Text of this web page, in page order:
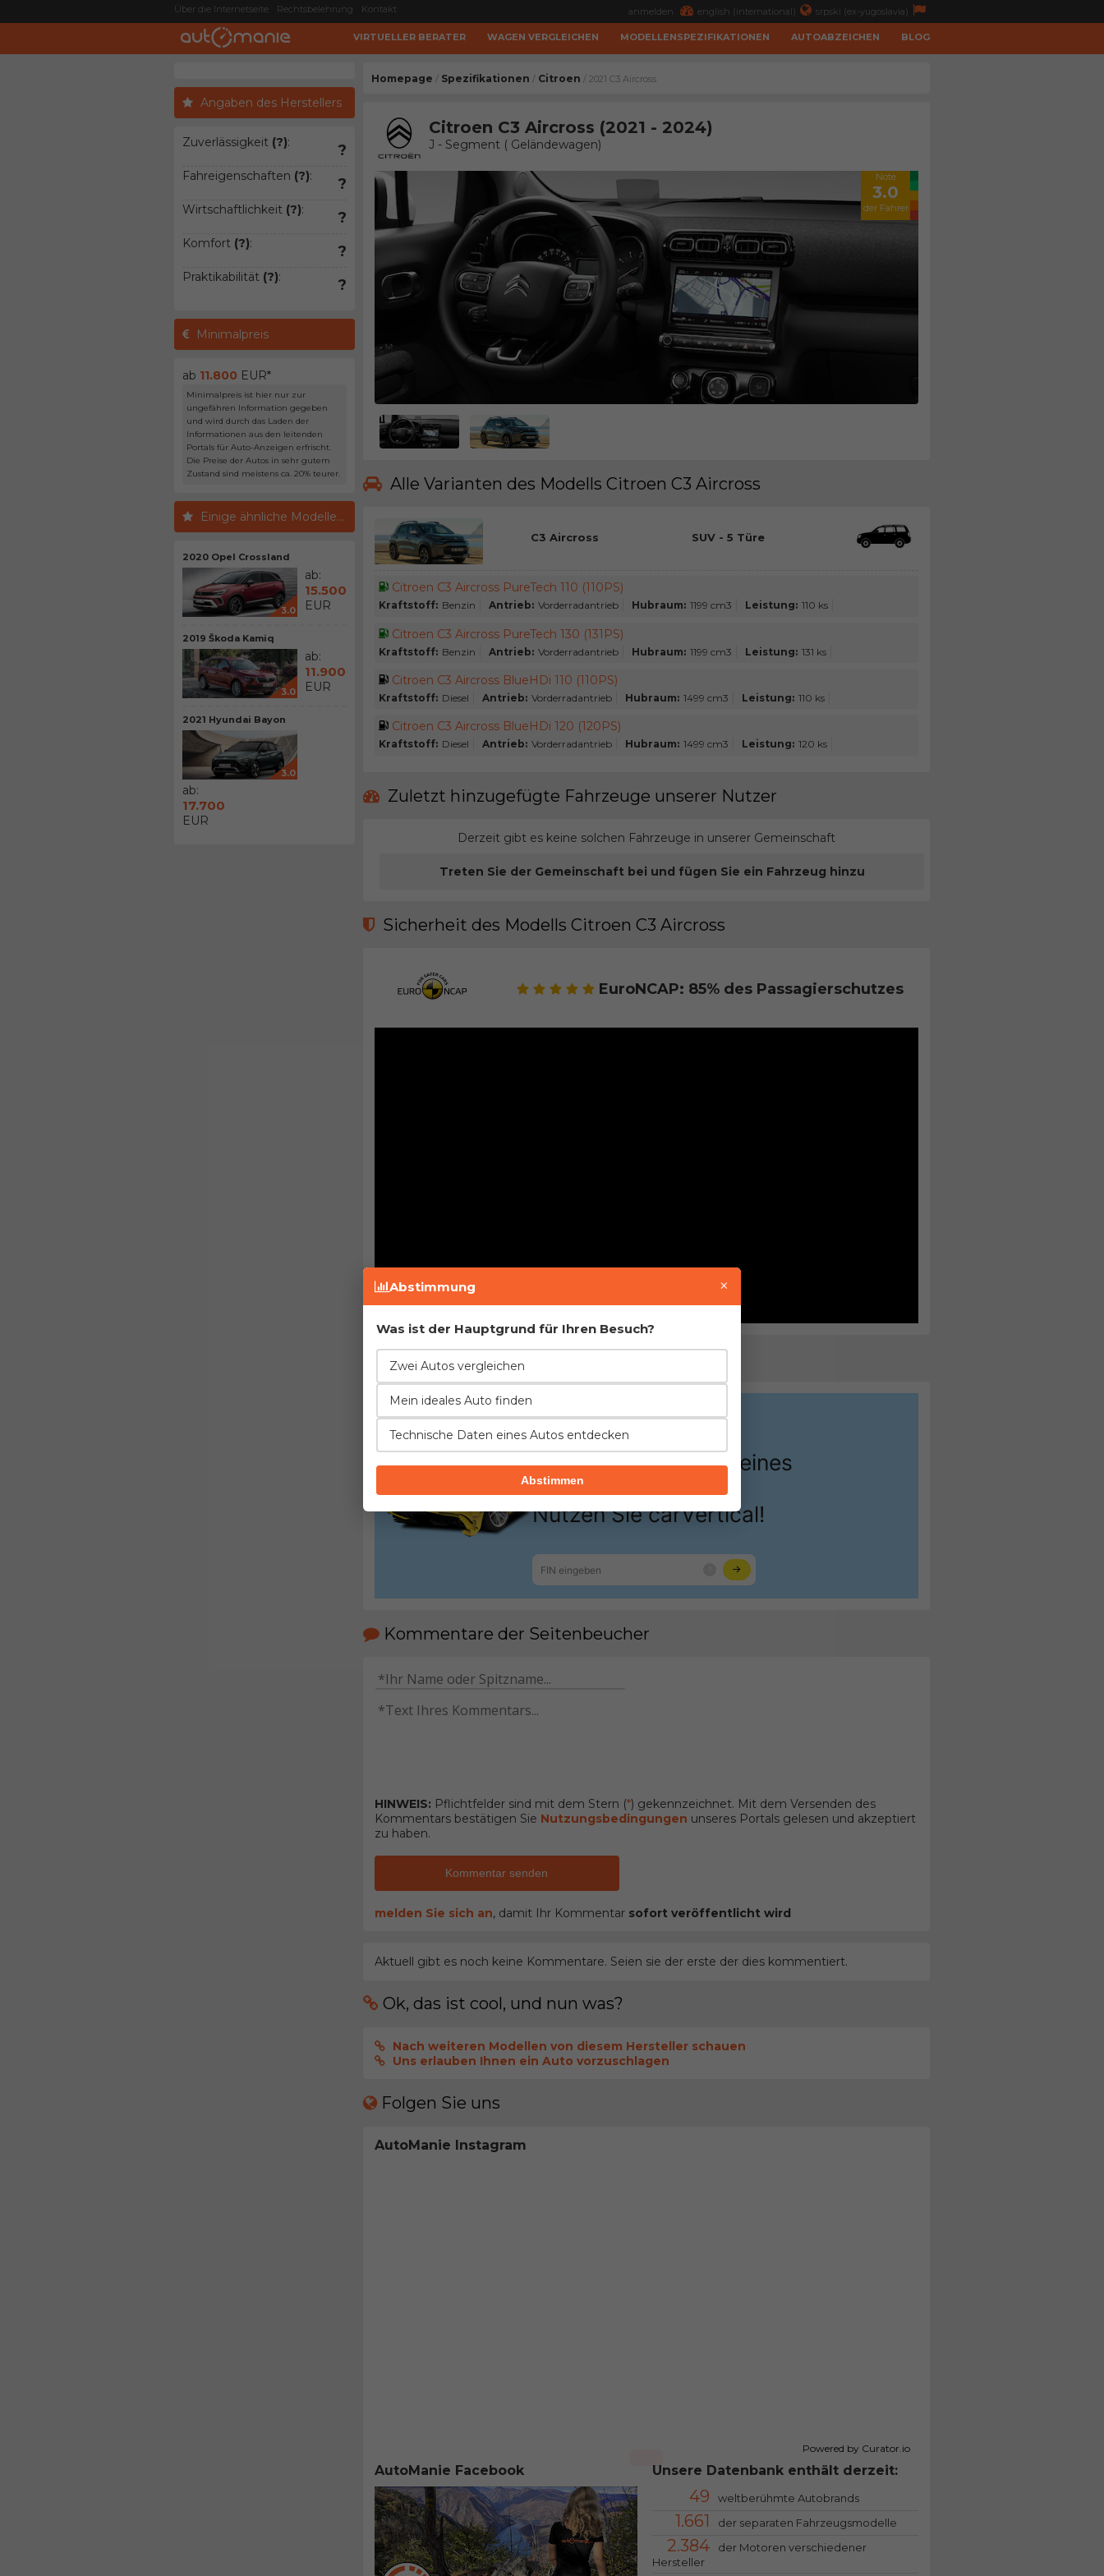
Über die Internetseite Rechtsbelehrung Kontakt anmelden english (international) srpski (ex-yugoslavia)
VIRTUELLER BERATER WAGEN VERGLEICHEN MODELLENSPEZIFIKATIONEN AUTOABZEICHEN BLOG
Angaben des Herstellers
Zuverlässigkeit (?): ?
Fahreigenschaften (?): ?
Wirtschaftlichkeit (?): ?
Komfort (?): ?
Praktikabilität (?): ?
Minimalpreis
ab 11.800 EUR*
Minimalpreis ist hier nur zur
ungefähren Information gegeben
und wird durch das Laden der
Informationen aus den leitenden
Portals für Auto-Anzeigen erfrischt.
Die Preise der Autos in sehr gutem
Zustand sind meistens ca. 20% teurer.
Einige ähnliche Modelle...
2020 Opel Crossland
3.0
ab:
15.500
EUR
2019 Škoda Kamiq
3.0
ab:
11.900
EUR
2021 Hyundai Bayon
3.0
ab:
17.700
EUR
Homepage / Spezifikationen / Citroen / 2021 C3 Aircross
Citroen C3 Aircross (2021 - 2024)
J - Segment ( Geländewagen)
Note
3.0
der Fahrer
Alle Varianten des Modells Citroen C3 Aircross
C3 Aircross SUV - 5 Türe
Citroen C3 Aircross PureTech 110 (110PS)
Kraftstoff: Benzin Antrieb: Vorderradantrieb Hubraum: 1199 cm3 Leistung: 110 ks
Citroen C3 Aircross PureTech 130 (131PS)
Kraftstoff: Benzin Antrieb: Vorderradantrieb Hubraum: 1199 cm3 Leistung: 131 ks
Citroen C3 Aircross BlueHDi 110 (110PS)
Kraftstoff: Diesel Antrieb: Vorderradantrieb Hubraum: 1499 cm3 Leistung: 110 ks
Citroen C3 Aircross BlueHDi 120 (120PS)
Kraftstoff: Diesel Antrieb: Vorderradantrieb Hubraum: 1499 cm3 Leistung: 120 ks
Zuletzt hinzugefügte Fahrzeuge unserer Nutzer
Derzeit gibt es keine solchen Fahrzeuge in unserer Gemeinschaft
Treten Sie der Gemeinschaft bei und fügen Sie ein Fahrzeug hinzu
Sicherheit des Modells Citroen C3 Aircross
EuroNCAP: 85% des Passagierschutzes
Fahrzeughistorie prüfen
Kommentare der Seitenbeucher
HINWEIS: Pflichtfelder sind mit dem Stern (*) gekennzeichnet. Mit dem Versenden des
Kommentars bestätigen Sie Nutzungsbedingungen unseres Portals gelesen und akzeptiert
zu haben.
Kommentar senden
melden Sie sich an, damit Ihr Kommentar sofort veröffentlicht wird
Aktuell gibt es noch keine Kommentare. Seien sie der erste der dies kommentiert.
Ok, das ist cool, und nun was?
Nach weiteren Modellen von diesem Hersteller schauen
Uns erlauben Ihnen ein Auto vorzuschlagen
Folgen Sie uns
AutoManie Instagram
Powered by Curator.io
AutoManie Facebook Unsere Datenbank enthält derzeit:
49 weltberühmte Autobrands
1.661 der separaten Fahrzeugsmodelle
2.384
der Motoren verschiedener
Hersteller
Abstimmung ×
Was ist der Hauptgrund für Ihren Besuch?
Zwei Autos vergleichen
Mein ideales Auto finden
Technische Daten eines Autos entdecken
Abstimmen